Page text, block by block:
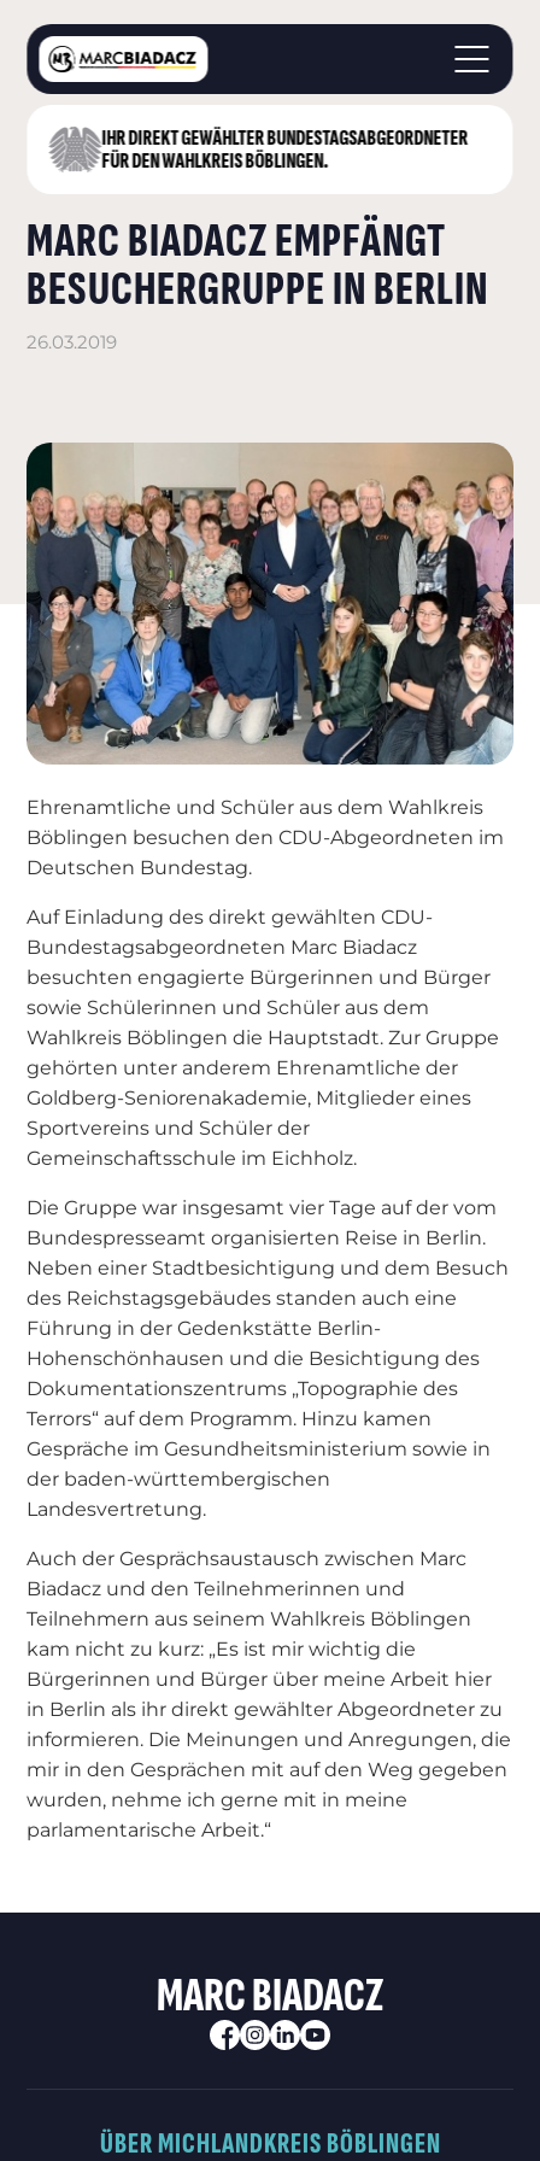
IHR DIREKT GEWÄHLTER BUNDESTAGS­ABGEORDNETER
FÜR DEN WAHLKREIS BÖBLINGEN.
STARTSEITE
LANDKREIS BÖBLINGEN
DEUTSCHER BUNDESTAG
AKTUELLES
MARC BIADACZ EMPFÄNGT
BESUCHERGRUPPE IN BERLIN
26.03.2019
Ehrenamtliche und Schüler aus dem Wahlkreis
Böblingen besuchen den CDU-Abgeordneten im
Deutschen Bundestag.
Auf Einladung des direkt gewählten CDU-
Bundestagsabgeordneten Marc Biadacz
besuchten engagierte Bürgerinnen und Bürger
sowie Schülerinnen und Schüler aus dem
Wahlkreis Böblingen die Hauptstadt. Zur Gruppe
gehörten unter anderem Ehrenamtliche der
Goldberg-Seniorenakademie, Mitglieder eines
Sportvereins und Schüler der
Gemeinschaftsschule im Eichholz.
Die Gruppe war insgesamt vier Tage auf der vom
Bundespresseamt organisierten Reise in Berlin.
Neben einer Stadtbesichtigung und dem Besuch
des Reichstagsgebäudes standen auch eine
Führung in der Gedenkstätte Berlin-
Hohenschönhausen und die Besichtigung des
Dokumentationszentrums „Topographie des
Terrors“ auf dem Programm. Hinzu kamen
Gespräche im Gesundheitsministerium sowie in
der baden-württembergischen
Landesvertretung.
Auch der Gesprächsaustausch zwischen Marc
Biadacz und den Teilnehmerinnen und
Teilnehmern aus seinem Wahlkreis Böblingen
kam nicht zu kurz: „Es ist mir wichtig die
Bürgerinnen und Bürger über meine Arbeit hier
in Berlin als ihr direkt gewählter Abgeordneter zu
informieren. Die Meinungen und Anregungen, die
mir in den Gesprächen mit auf den Weg gegeben
wurden, nehme ich gerne mit in meine
parlamentarische Arbeit.“
MARC BIADACZ
ÜBER MICHLANDKREIS BÖBLINGEN